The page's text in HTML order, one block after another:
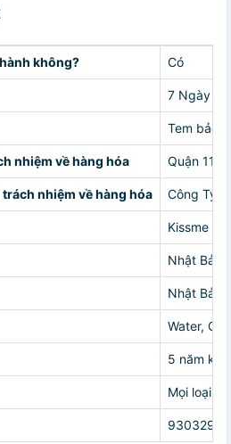
không? Có
7 Ngày
Tem bảo
nhiệm về hàng hóa Quận 11
nhiệm về hàng hóa Công Ty
Kissme
Nhật Bản
Nhật Bản
Water,
5 năm kể
Mọi loại da